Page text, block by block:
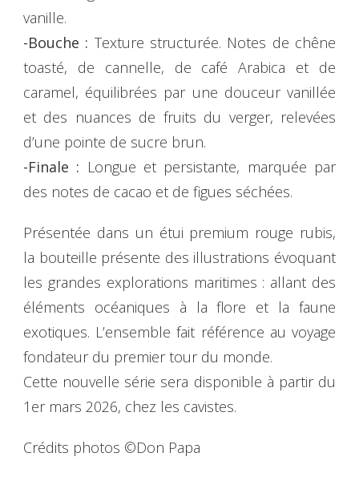
vanille.
-Bouche : Texture structurée. Notes de chêne
toasté, de cannelle, de café Arabica et de
caramel, équilibrées par une douceur vanillée
et des nuances de fruits du verger, relevées
d’une pointe de sucre brun.
-Finale : Longue et persistante, marquée par
des notes de cacao et de figues séchées.
Présentée dans un étui premium rouge rubis,
la bouteille présente des illustrations évoquant
les grandes explorations maritimes : allant des
éléments océaniques à la flore et la faune
exotiques. L’ensemble fait référence au voyage
fondateur du premier tour du monde.
Cette nouvelle série sera disponible à partir du
1er mars 2026, chez les cavistes.
Crédits photos ©Don Papa